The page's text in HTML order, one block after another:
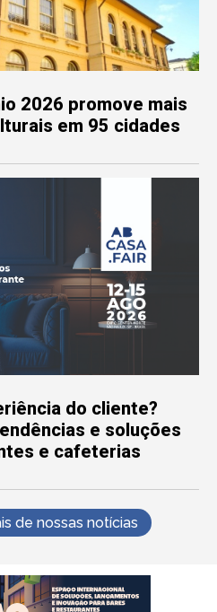
2026 promove mais
em 95 cidades
do cliente?
e soluções
e cafeterias
de nossas notícias